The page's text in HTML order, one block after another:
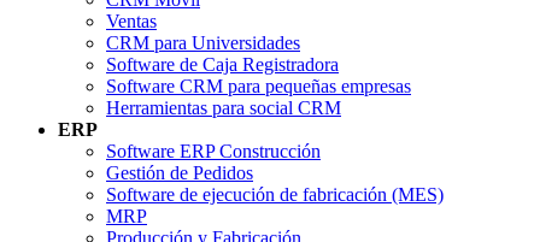
Ventas
CRM para Universidades
Software de Caja Registradora
Software CRM para pequeñas empresas
Herramientas para social CRM
ERP
Software ERP Construcción
Gestión de Pedidos
Software de ejecución de fabricación (MES)
MRP
Producción y Fabricación